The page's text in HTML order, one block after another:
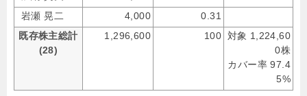
岩瀬 晃二
4,000
0.31
既存株主総計
(28)
1,296,600 100 対象 1,224,60
0株
カバー率 97.4
5%